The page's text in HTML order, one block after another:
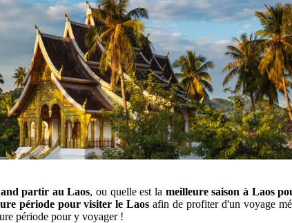
partir au Laos, ou quelle est la meilleure saison à Laos
période pour visiter le Laos afin de profiter d'un voyage
période pour y voyager !